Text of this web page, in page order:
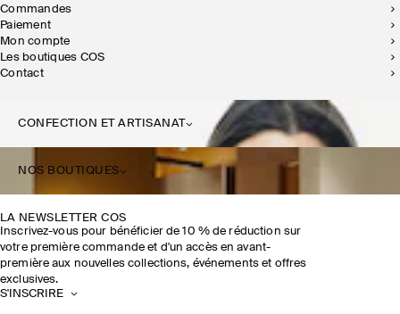
Commandes
Paiement
Mon compte
Les boutiques COS
Contact
CONFECTION ET ARTISANAT
NOS BOUTIQUES
LA NEWSLETTER COS
Inscrivez-vous pour bénéficier de 10 % de réduction sur
votre première commande et d'un accès en avant-
première aux nouvelles collections, événements et offres
exclusives.
S'INSCRIRE